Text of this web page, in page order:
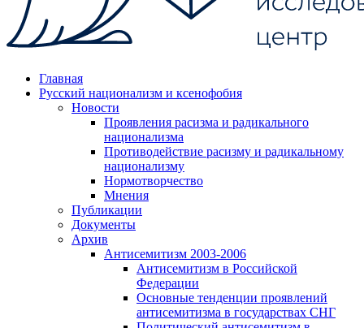
Главная
Русский национализм и ксенофобия
Новости
Проявления расизма и радикального
национализма
Противодействие расизму и радикальному
национализму
Нормотворчество
Мнения
Публикации
Документы
Архив
Антисемитизм 2003-2006
Антисемитизм в Российской
Федерации
Основные тенденции проявлений
антисемитизма в государствах СНГ